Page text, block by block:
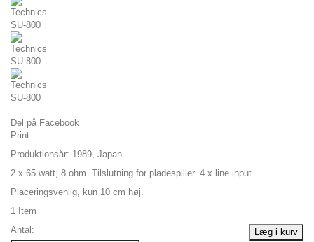
Del på Facebook
Print
Produktionsår: 1989, Japan
2 x 65 watt, 8 ohm. Tilslutning for pladespiller. 4 x line input.
Placeringsvenlig, kun 10 cm høj.
1
Item
Læg i kurv
Antal: